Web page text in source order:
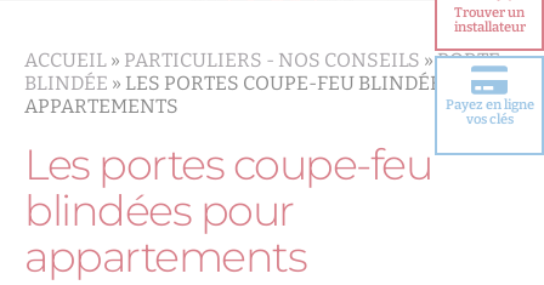
Trouver un
installateur
Choisir votre
Payez en ligne
vos clés
ACCUEIL » PARTICULIERS - NOS CONSEILS »PORTE
BLINDÉE » LES PORTES COUPE-FEU BLINDÉES POUR
APPARTEMENTS
Les portes coupe-feu
blindées pour
appartements